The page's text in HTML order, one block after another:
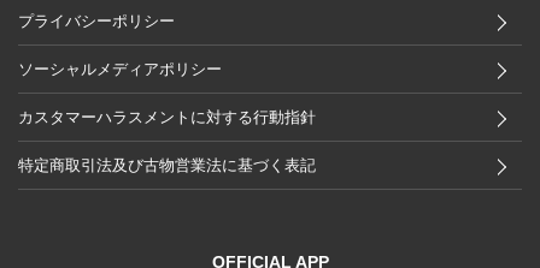
プライバシーポリシー
ソーシャルメディアポリシー
カスタマーハラスメントに対する行動指針
特定商取引法及び古物営業法に基づく表記
OFFICIAL APP